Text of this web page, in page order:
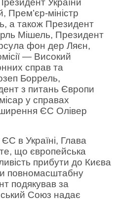
України
Прем’єр-міністр
а також Президент
Мішель, Президент
фон дер Ляєн,
— Високий
справ та
Боррель,
з питань Європи
у справах
ЄС Олівер
в Україні, Глава
що європейська
прибути до Києва
повномасштабну
подякував за
Союз надає